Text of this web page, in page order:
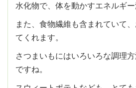
水化物で、体を動かすエネルギー
また、食物繊維も含まれていて
てくれます。
さつまいもにはいろいろな調理
ですね。